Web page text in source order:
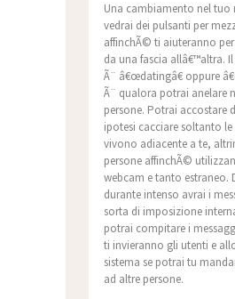
Una cambiamento nel tuo
vedrai dei pulsanti per
affinchÃ© ti aiuteranno
da una fascia allâ€™altra.
Ã¨ â€œdatingâ€ oppure
Ã¨ qualora potrai anelare
persone. Potrai accostare
ipotesi cacciare soltanto le
vivono adiacente a te,
persone affinchÃ©
webcam e tanto estraneo.
durante intenso avrai i
sorta di imposizione
potrai compitare i
ti invieranno gli utenti e
sistema se potrai tu
ad altre persone.